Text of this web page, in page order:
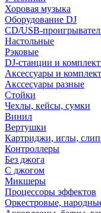
Хоровая музыка
Оборудование DJ
CD/USB-
Настольные
Рэковые
DJ-станции и
Аксессуары и
Акссесуары разные
Стойки
Чехлы, кейсы, сумки
Винил
Вертушки
Картриджи, иглы,
Контроллеры
Без джога
С джогом
Микшеры
Процессоры эффектов
Оркестровые,